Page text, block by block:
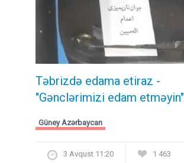
Təbrizdə edama etiraz -
"Gənclərimizi edam etməyin"
Güney Azərbaycan
3 Avqust 11:20 1 463